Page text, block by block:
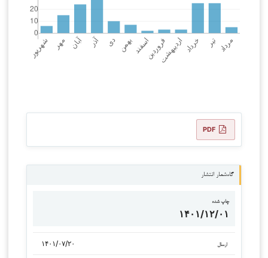
PDF
گاه‌شمار انتشار
چاپ شده
۱۴۰۱/۱۲/۰۱
ارسال ۱۴۰۱/۰۷/۲۰